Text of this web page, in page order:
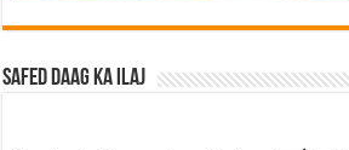
Safed Daag ka ilaj